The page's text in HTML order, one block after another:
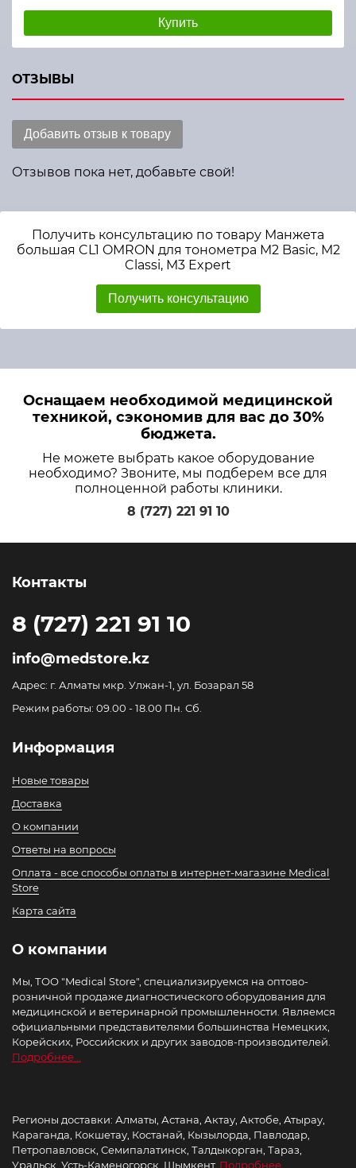
Купить
ОТЗЫВЫ
Добавить отзыв к товару
Отзывов пока нет, добавьте свой!
Получить консультацию по товару Манжета
большая CL1 OMRON для тонометра M2 Basic, M2
Classi, M3 Expert
Получить консультацию
Оснащаем необходимой медицинской
техникой, сэкономив для вас до 30%
бюджета.
Не можете выбрать какое оборудование
необходимо? Звоните, мы подберем все для
полноценной работы клиники.
8 (727) 221 91 10
Контакты
8 (727) 221 91 10
info@medstore.kz
Адрес: г. Алматы мкр. Улжан-1, ул. Бозарал 58
Режим работы: 09.00 - 18.00 Пн. Сб.
Информация
Новые товары
Доставка
О компании
Ответы на вопросы
Оплата - все способы оплаты в интернет-магазине Medical
Store
Карта сайта
О компании
Мы, ТОО "Medical Store", специализируемся на оптово-
розничной продаже диагностического оборудования для
медицинской и ветеринарной промышленности. Являемся
официальными представителями большинства Немецких,
Корейских, Российских и других заводов-производителей.
Подробнее...
Регионы доставки: Алматы, Астана, Актау, Актобе, Атырау,
Караганда, Кокшетау, Костанай, Кызылорда, Павлодар,
Петропавловск, Семипалатинск, Талдыкорган, Тараз,
Уральск, Усть-Каменогорск, Шымкент. Подробнее..